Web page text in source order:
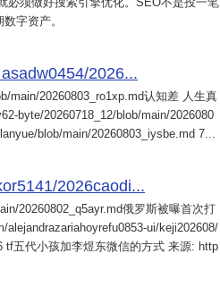
字资产。
2026...
main/20260803_ro1xp.md认知差 人生真
byte/20260718_12/blob/main/2026080
blob/main/20260803_iysbe.md 7...
2026caodi...
20260802_q5ayr.md俄罗斯被曝首次打
ui/keji202608/
tf五代小孩加李煜东微信的方式 来源: http